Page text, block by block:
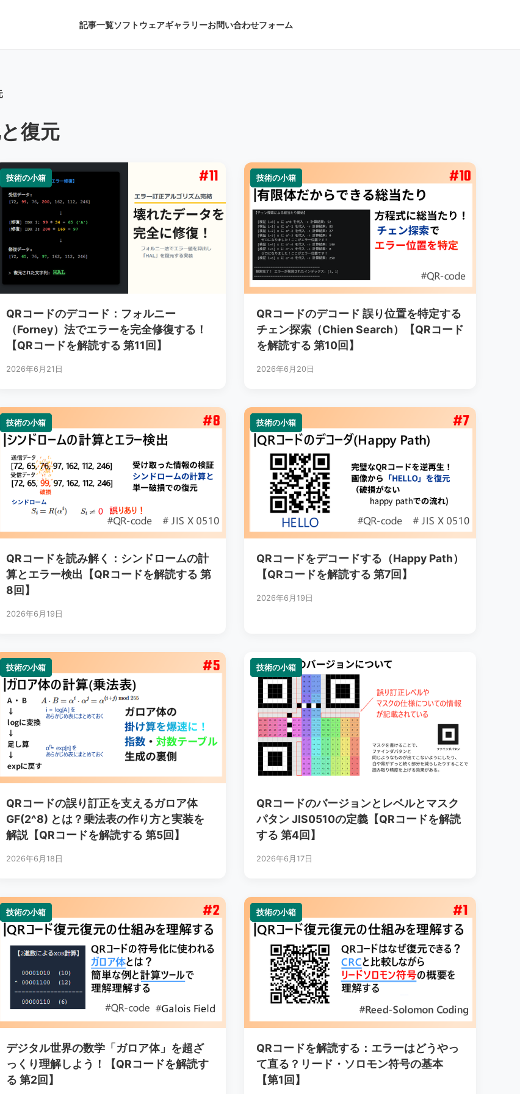
記事一覧ソフトウェアギャラリーお問い合わせフォーム
復元
技術の小箱
技術の小箱
QRコードのデコード：フォルニー
（Forney）法でエラーを完全修復する！
【QRコードを解読する 第11回】
2026年6月21日
技術の小箱
技術の小箱
QRコードのデコード 誤り位置を特定する
チェン探索（Chien Search）【QRコード
を解読する 第10回】
2026年6月20日
技術の小箱
技術の小箱
QRコードを読み解く：シンドロームの計
算とエラー検出【QRコードを解読する 第
8回】
2026年6月19日
技術の小箱
技術の小箱
QRコードをデコードする（Happy Path）
【QRコードを解読する 第7回】
2026年6月19日
技術の小箱
技術の小箱
QRコードの誤り訂正を支えるガロア体
GF(2^8) とは？乗法表の作り方と実装を
解説【QRコードを解読する 第5回】
2026年6月18日
技術の小箱
技術の小箱
QRコードのバージョンとレベルとマスク
パタン JIS0510の定義【QRコードを解読
する 第4回】
2026年6月17日
技術の小箱
技術の小箱
デジタル世界の数学「ガロア体」を超ざ
っくり理解しよう！【QRコードを解読す
る 第2回】
技術の小箱
技術の小箱
QRコードを解読する：エラーはどうやっ
て直る？リード・ソロモン符号の基本
【第1回】